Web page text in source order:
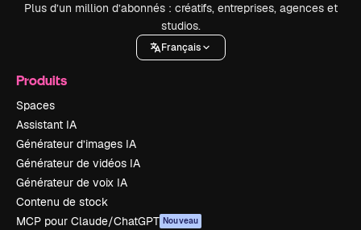
Plus d’un million d’abonnés : créatifs, entreprises, agences et
studios.
Français
Produits
Spaces
Assistant IA
Générateur d’images IA
Générateur de vidéos IA
Générateur de voix IA
Contenu de stock
MCP pour Claude/ChatGPT Nouveau